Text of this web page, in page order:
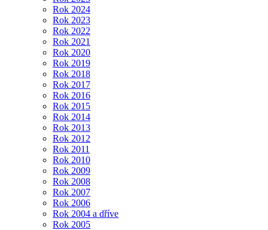
Rok 2024
Rok 2023
Rok 2022
Rok 2021
Rok 2020
Rok 2019
Rok 2018
Rok 2017
Rok 2016
Rok 2015
Rok 2014
Rok 2013
Rok 2012
Rok 2011
Rok 2010
Rok 2009
Rok 2008
Rok 2007
Rok 2006
Rok 2004 a dříve
Rok 2005